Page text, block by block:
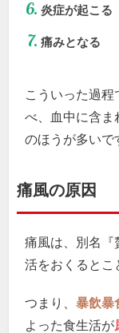
炎症が起こる
痛みとなる
こういった過
べ、血中に含ま
のほうが多いで
痛風の原因
痛風は、別名『
活をおくるとこ
つまり、暴飲暴
よった食生活が